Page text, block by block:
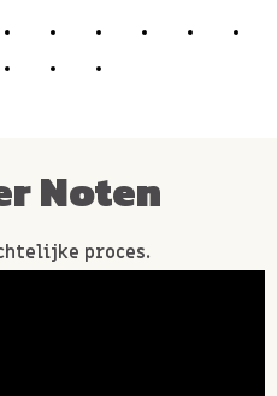
Noten
proces.